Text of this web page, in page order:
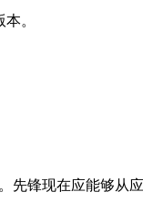
。
。先锋现在应能够从